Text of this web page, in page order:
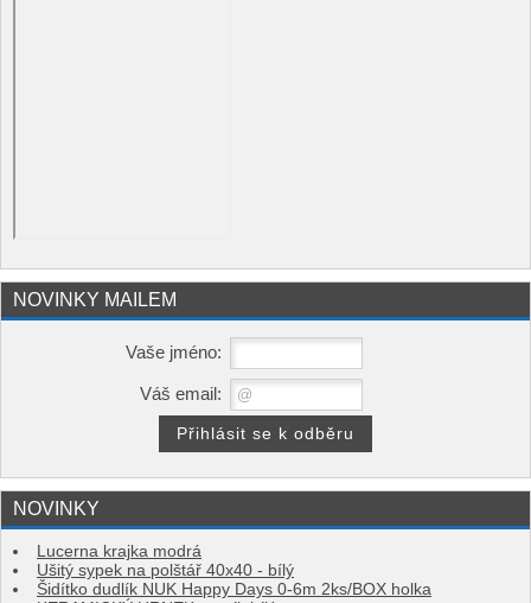
NOVINKY MAILEM
Vaše jméno:
Váš email:
NOVINKY
Lucerna krajka modrá
Ušitý sypek na polštář 40x40 - bílý
Šidítko dudlík NUK Happy Days 0-6m 2ks/BOX holka